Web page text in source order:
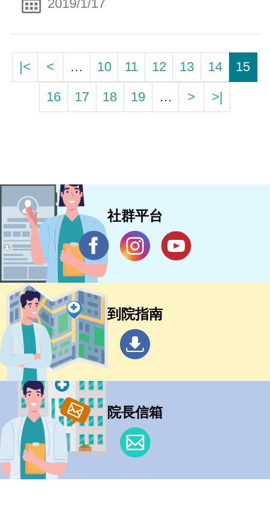
2019/1/17
|< < … 10 11 12 13 14
15
16
17 18 19 … > >|
社群平台
到院指南
院長信箱